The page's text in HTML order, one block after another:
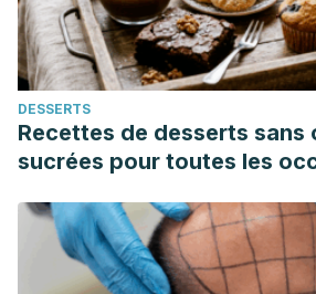
DESSERTS
Recettes de desserts
sucrées pour toutes les